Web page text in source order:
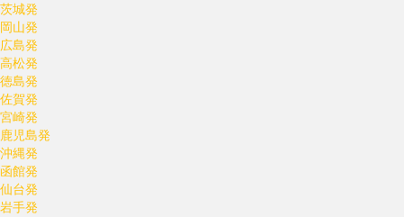
茨城発
岡山発
広島発
高松発
徳島発
佐賀発
宮崎発
鹿児島発
沖縄発
函館発
仙台発
岩手発